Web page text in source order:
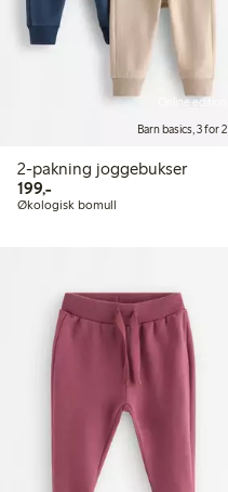
Online edition
Barn basics, 3 for 2
2-pakning joggebukser
199,-199,00 kr
Økologisk bomull